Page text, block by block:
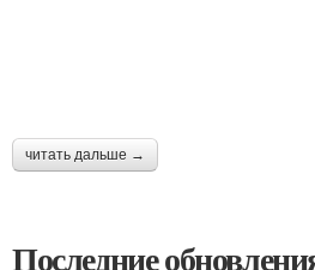
читать дальше →
Последние